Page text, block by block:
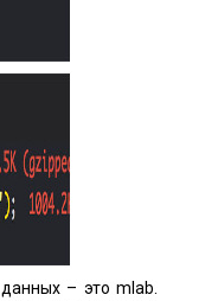
– это mlab.